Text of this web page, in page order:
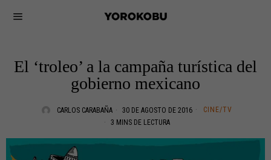
El ‘troleo’ a la campaña turística del
gobierno mexicano
CARLOS CARABAÑA 30 DE AGOSTO DE 2016
CINE/TV
3 MINS DE LECTURA